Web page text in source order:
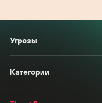
Угрозы
Категории